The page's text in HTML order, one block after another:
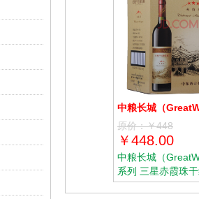
原价：￥448
￥448.00
中粮长城（
系列 三星赤霞珠
装 750ml*6瓶